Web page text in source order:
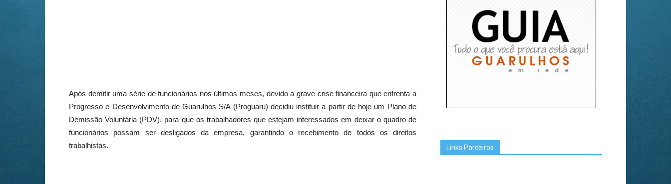
Após demitir uma série de funcionários nos últimos meses, devido a grave crise financeira que enfrenta a
Progresso e Desenvolvimento de Guarulhos S/A (Proguaru) decidiu instituir a partir de hoje um Plano de
Demissão Voluntária (PDV), para que os trabalhadores que estejam interessados em deixar o quadro de
funcionários possam ser desligados da empresa, garantindo o recebimento de todos os direitos
trabalhistas.
Links Parceiros